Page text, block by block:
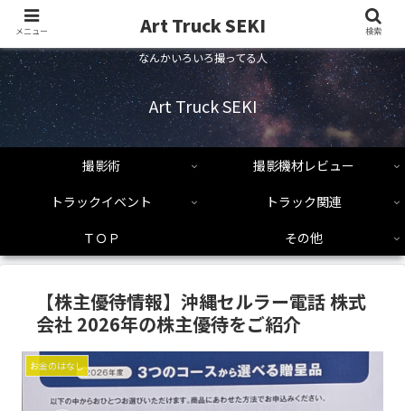
なんかいろいろ撮ってる人
Art Truck SEKI
撮影術
撮影機材レビュー
トラックイベント
トラック関連
ＴＯＰ
その他
【株主優待情報】沖縄セルラー電話 株式
会社 2026年の株主優待をご紹介
お金のはなし
メニュー Art Truck SEKI 検索